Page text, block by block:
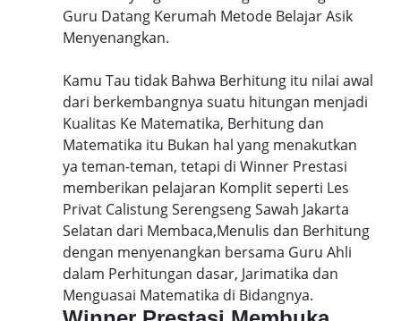
Guru Datang Kerumah Metode Belajar Asik
Menyenangkan.
Kamu Tau tidak Bahwa Berhitung itu nilai awal
dari berkembangnya suatu hitungan menjadi
Kualitas Ke Matematika, Berhitung dan
Matematika itu Bukan hal yang menakutkan
ya teman-teman, tetapi di Winner Prestasi
memberikan pelajaran Komplit seperti Les
Privat Calistung Serengseng Sawah Jakarta
Selatan dari Membaca,Menulis dan Berhitung
dengan menyenangkan bersama Guru Ahli
dalam Perhitungan dasar, Jarimatika dan
Menguasai Matematika di Bidangnya.